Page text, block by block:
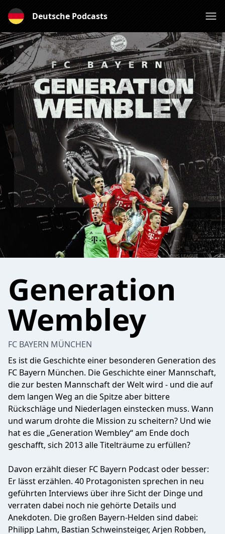
Deutsche Podcasts
Generation
Wembley
FC BAYERN MÜNCHEN
Es ist die Geschichte einer besonderen Generation des
FC Bayern München. Die Geschichte einer Mannschaft,
die zur besten Mannschaft der Welt wird - und die auf
dem langen Weg an die Spitze aber bittere
Rückschläge und Niederlagen einstecken muss. Wann
und warum drohte die Mission zu scheitern? Und wie
hat es die „Generation Wembley“ am Ende doch
geschafft, sich 2013 alle Titelträume zu erfüllen?
Davon erzählt dieser FC Bayern Podcast oder besser:
Er lässt erzählen. 40 Protagonisten sprechen in neu
geführten Interviews über ihre Sicht der Dinge und
verraten dabei noch nie gehörte Details und
Anekdoten. Die großen Bayern-Helden sind dabei:
Philipp Lahm, Bastian Schweinsteiger, Arjen Robben,